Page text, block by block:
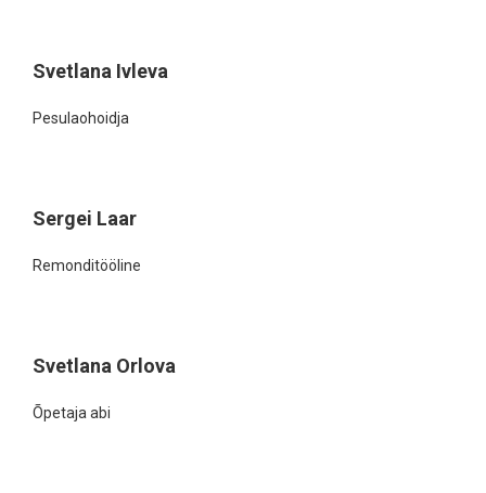
Svetlana Ivleva
Pesulaohoidja
Sergei Laar
Remonditööline
Svetlana Orlova
Õpetaja abi